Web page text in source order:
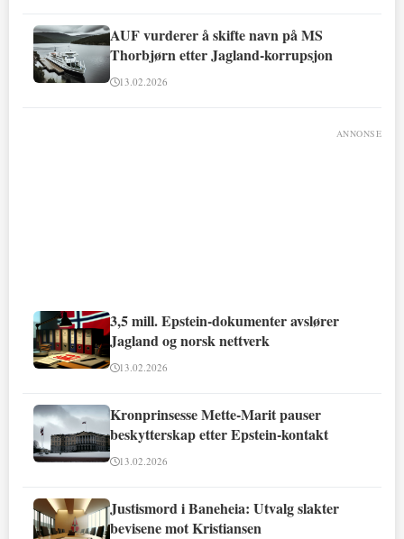
AUF vurderer å skifte navn på MS
Thorbjørn etter Jagland-korrupsjon
13.02.2026
ANNONSE
3,5 mill. Epstein-dokumenter avslører
Jagland og norsk nettverk
13.02.2026
Kronprinsesse Mette-Marit pauser
beskytterskap etter Epstein-kontakt
13.02.2026
Justismord i Baneheia: Utvalg slakter
bevisene mot Kristiansen